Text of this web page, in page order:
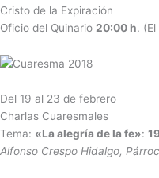
Cristo de la Expiración
Oficio del Quinario 20:00 h.
Del 19 al 23 de febrero
Charlas Cuaresmales
Tema: «La alegría de la fe»:
Alfonso Crespo Hidalgo,